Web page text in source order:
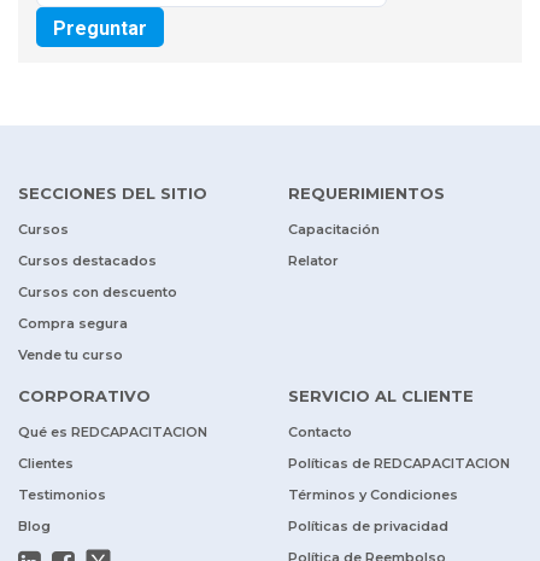
Preguntar
SECCIONES DEL SITIO
Cursos
Cursos destacados
Cursos con descuento
Compra segura
Vende tu curso
REQUERIMIENTOS
Capacitación
Relator
CORPORATIVO
Qué es REDCAPACITACION
Clientes
Testimonios
Blog
SERVICIO AL CLIENTE
Contacto
Políticas de REDCAPACITACION
Términos y Condiciones
Políticas de privacidad
Política de Reembolso